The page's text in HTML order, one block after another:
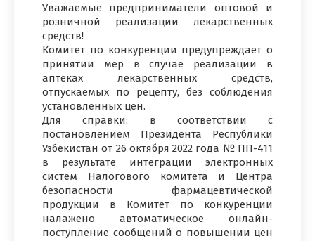
Уважаемые предприниматели оптовой и
розничной реализации лекарственных
средств!
Комитет по конкуренции предупреждает о
принятии мер в случае реализации в
аптеках лекарственных средств,
отпускаемых по рецепту, без соблюдения
установленных цен.
Для справки: в соответствии с
постановлением Президента Республики
Узбекистан от 26 октября 2022 года № ПП-411
в результате интеграции электронных
систем Налогового комитета и Центра
безопасности фармацевтической
продукции в Комитет по конкуренции
налажено автоматическое онлайн-
поступление сообщений о повышении цен